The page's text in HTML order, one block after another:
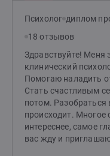
Психолог диплом
18 отзывов
Здравствуйте! Меня
клинический
Помогаю наладить
Стать счастливым
потом. Разобраться
происходит. Многое
интереснее, самое
вас жду и